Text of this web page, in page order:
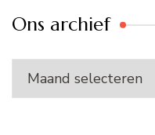
Ons archief
Ons
archief